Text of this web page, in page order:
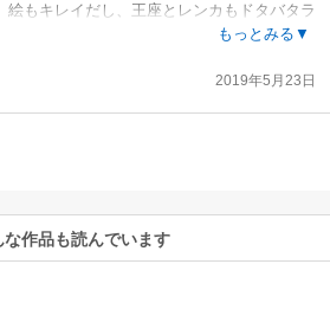
絵もキレイだし、王座とレンカもドタバタラ
親子だけど、歳がわかりずらいくらい若かっ
もっとみる▼
2019年5月23日
作品も読んでいます